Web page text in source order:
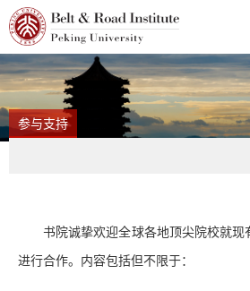
参与支持
书院诚挚欢迎全球各地顶尖院校就
进行合作。内容包括但不限于：